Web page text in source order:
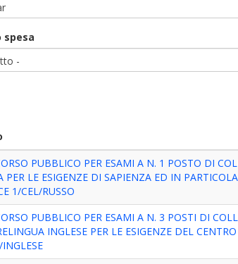
spesa
-
PUBBLICO PER ESAMI A N. 1 POSTO DI
PER LE ESIGENZE DI SAPIENZA ED IN
1/CEL/RUSSO
PUBBLICO PER ESAMI A N. 3 POSTI DI
INGLESE PER LE ESIGENZE DEL